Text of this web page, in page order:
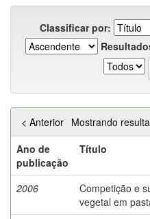
Classificar por:
Mostrando
< Anterior
Ano de
publicação
Título
2006
Competição e
vegetal em